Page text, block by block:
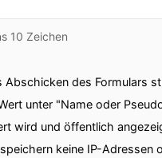
nicht kennt.
Und zum anderen finde
hat mit einer Safari, mit
10 Zeichen
Abschicken des Formulars
unter "Name oder
wird und öffentlich
keine IP-Adressen